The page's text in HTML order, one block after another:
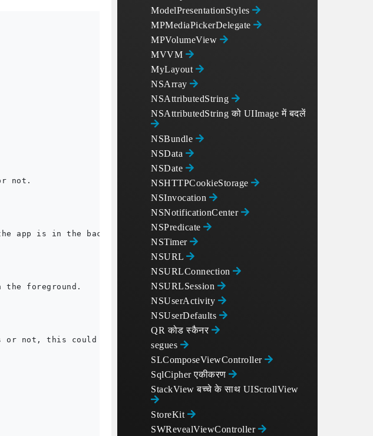
not.
app is in the background.
the foreground.
not, this could be due to parental controls for example.
ModelPresentationStyles
MPMediaPickerDelegate
MPVolumeView
MVVM
MyLayout
NSArray
NSAttributedString
NSAttributedString को UIImage में बदलें
NSBundle
NSData
NSDate
NSHTTPCookieStorage
NSInvocation
NSNotificationCenter
NSPredicate
NSTimer
NSURL
NSURLConnection
NSURLSession
NSUserActivity
NSUserDefaults
QR कोड स्कैनर
segues
SLComposeViewController
SqlCipher एकीकरण
StackView बच्चे के साथ UIScrollView
StoreKit
SWRevealViewController